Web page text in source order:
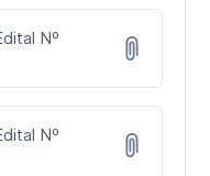
Nº
Nº